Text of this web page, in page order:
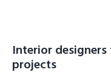
Interior
projects